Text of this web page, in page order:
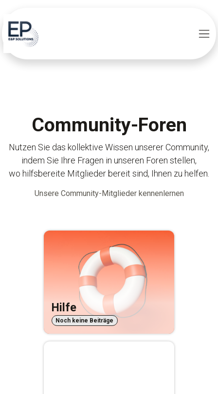
Community-Foren
Nutzen Sie das kollektive Wissen unserer Community,
indem Sie Ihre Fragen in unseren Foren stellen,
wo hilfsbereite Mitglieder bereit sind, Ihnen zu helfen.
Unsere Community-Mitglieder kennenlernen
Hilfe
Noch keine Beiträge